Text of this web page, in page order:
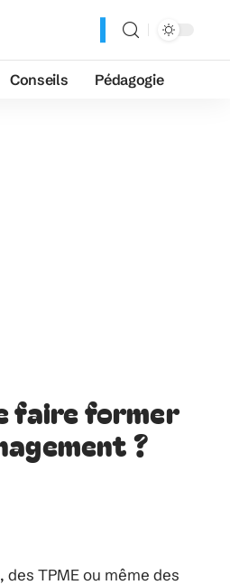
Conseils Pédagogie
faire former
?
des TPME ou même des